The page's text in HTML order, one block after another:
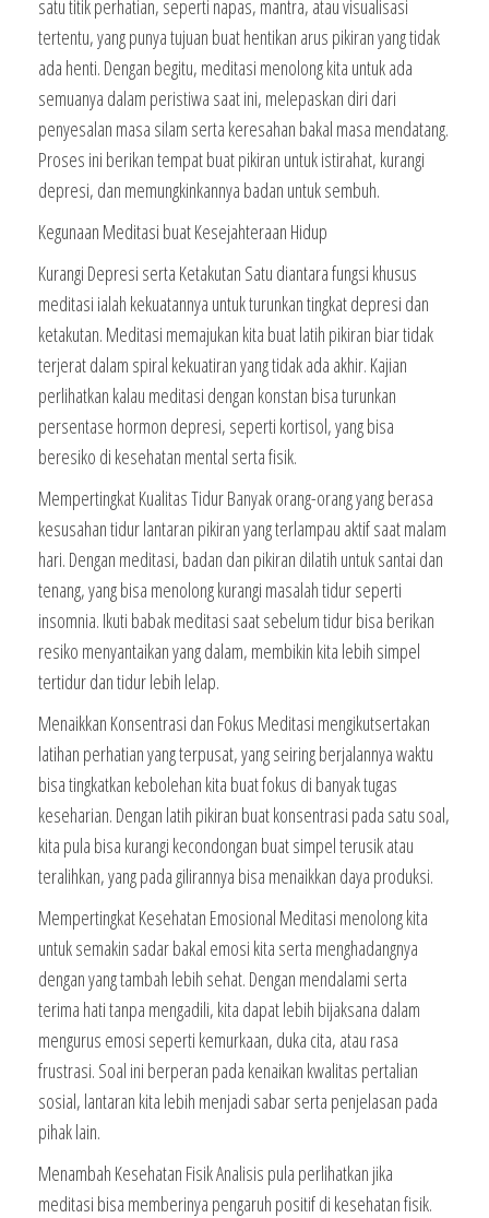
satu titik perhatian, seperti napas, mantra, atau visualisasi
tertentu, yang punya tujuan buat hentikan arus pikiran yang tidak
ada henti. Dengan begitu, meditasi menolong kita untuk ada
semuanya dalam peristiwa saat ini, melepaskan diri dari
penyesalan masa silam serta keresahan bakal masa mendatang.
Proses ini berikan tempat buat pikiran untuk istirahat, kurangi
depresi, dan memungkinkannya badan untuk sembuh.
Kegunaan Meditasi buat Kesejahteraan Hidup
Kurangi Depresi serta Ketakutan Satu diantara fungsi khusus
meditasi ialah kekuatannya untuk turunkan tingkat depresi dan
ketakutan. Meditasi memajukan kita buat latih pikiran biar tidak
terjerat dalam spiral kekuatiran yang tidak ada akhir. Kajian
perlihatkan kalau meditasi dengan konstan bisa turunkan
persentase hormon depresi, seperti kortisol, yang bisa
beresiko di kesehatan mental serta fisik.
Mempertingkat Kualitas Tidur Banyak orang-orang yang berasa
kesusahan tidur lantaran pikiran yang terlampau aktif saat malam
hari. Dengan meditasi, badan dan pikiran dilatih untuk santai dan
tenang, yang bisa menolong kurangi masalah tidur seperti
insomnia. Ikuti babak meditasi saat sebelum tidur bisa berikan
resiko menyantaikan yang dalam, membikin kita lebih simpel
tertidur dan tidur lebih lelap.
Menaikkan Konsentrasi dan Fokus Meditasi mengikutsertakan
latihan perhatian yang terpusat, yang seiring berjalannya waktu
bisa tingkatkan kebolehan kita buat fokus di banyak tugas
keseharian. Dengan latih pikiran buat konsentrasi pada satu soal,
kita pula bisa kurangi kecondongan buat simpel terusik atau
teralihkan, yang pada gilirannya bisa menaikkan daya produksi.
Mempertingkat Kesehatan Emosional Meditasi menolong kita
untuk semakin sadar bakal emosi kita serta menghadangnya
dengan yang tambah lebih sehat. Dengan mendalami serta
terima hati tanpa mengadili, kita dapat lebih bijaksana dalam
mengurus emosi seperti kemurkaan, duka cita, atau rasa
frustrasi. Soal ini berperan pada kenaikan kwalitas pertalian
sosial, lantaran kita lebih menjadi sabar serta penjelasan pada
pihak lain.
Menambah Kesehatan Fisik Analisis pula perlihatkan jika
meditasi bisa memberinya pengaruh positif di kesehatan fisik.